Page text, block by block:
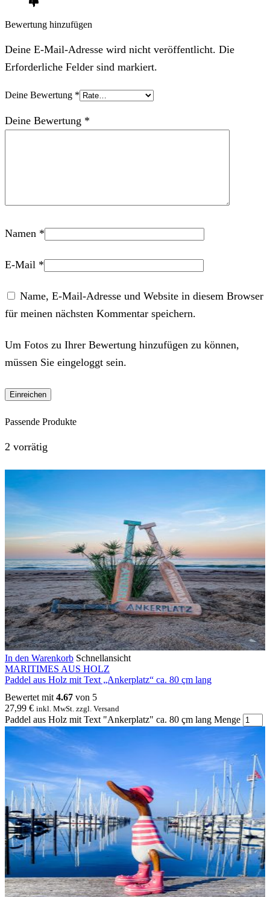
Bewertung hinzufügen
Deine E-Mail-Adresse wird nicht veröffentlicht. Die
Erforderliche Felder sind markiert.
Deine Bewertung *
Deine Bewertung *
Namen *
E-Mail *
Name, E-Mail-Adresse und Website in diesem Browser
für meinen nächsten Kommentar speichern.
Um Fotos zu Ihrer Bewertung hinzufügen zu können,
müssen Sie eingeloggt sein.
Passende Produkte
2 vorrätig
In den Warenkorb Schnellansicht
MARITIMES AUS HOLZ
Paddel aus Holz mit Text „Ankerplatz“ ca. 80 çm lang
Bewertet mit 4.67 von 5
27,99 € inkl. MwSt. zzgl. Versand
Paddel aus Holz mit Text "Ankerplatz" ca. 80 çm lang Menge